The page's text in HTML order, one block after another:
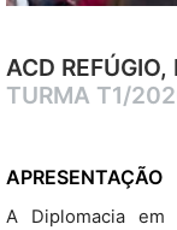
ACD
TURMA T1/
APRESENTAÇÃO
A Diplomacia